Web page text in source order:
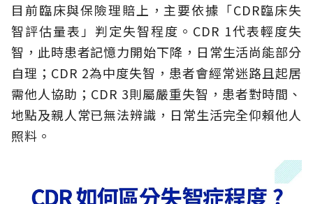
目前臨床與保險理賠上，主要依據「CDR臨床失
智評估量表」判定失智程度。CDR 1代表輕度失
智，此時患者記憶力開始下降，日常生活尚能部分
自理；CDR 2為中度失智，患者會經常迷路且起居
需他人協助；CDR 3則屬嚴重失智，患者對時間、
地點及親人常已無法辨識，日常生活完全仰賴他人
照料。